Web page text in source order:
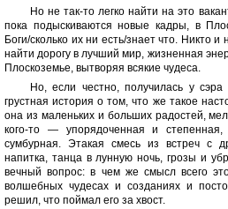
Но не так-то легко найти на это
пока подыскиваются новые кадры, в
Боги/сколько их ни есть/знает что. Никто
найти дорогу в лучший мир, жизненная
Плоскоземье, вытворяя всякие чудеса.
Но, если честно, получилась у
грустная история о том, что же такое
она из маленьких и больших радостей,
кого-то — упорядоченная и
сумбурная. Этакая смесь из встреч с
напитка, танца в лунную ночь, грозы и
вечный вопрос: в чем же смысл всего
волшебных чудесах и созданиях и
решил, что поймал его за хвост.